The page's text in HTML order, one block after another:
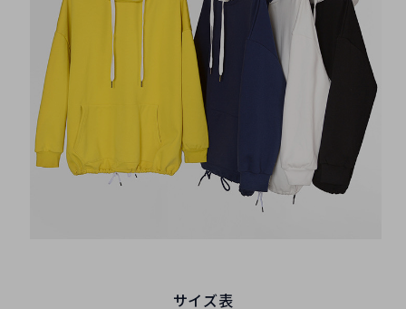
サイズ表